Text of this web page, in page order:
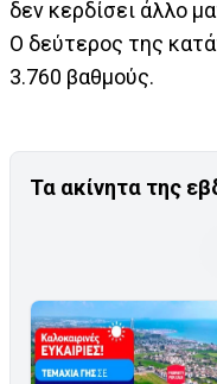
δεν κερδίσει άλλο
Ο δεύτερος της
3.760 βαθμούς.
Τα ακίνητα της